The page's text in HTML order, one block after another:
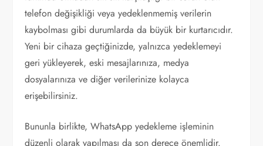
telefon değişikliği veya yedeklenmemiş verilerin
kaybolması gibi durumlarda da büyük bir kurtarıcıdır.
Yeni bir cihaza geçtiğinizde, yalnızca yedeklemeyi
geri yükleyerek, eski mesajlarınıza, medya
dosyalarınıza ve diğer verilerinize kolayca
erişebilirsiniz.
Bununla birlikte, WhatsApp yedekleme işleminin
düzenli olarak yapılması da son derece önemlidir.